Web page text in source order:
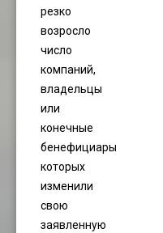
резко
возросло
число
компаний,
владельцы
или
конечные
бенефициары
которых
изменили
свою
заявленную